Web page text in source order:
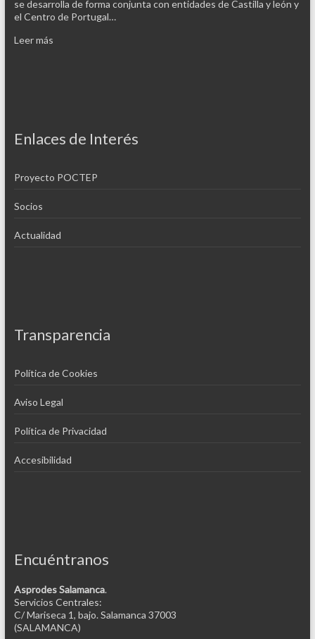
se desarrolla de forma conjunta con entidades de Castilla y león y
el Centro de Portugal…
Leer más
Enlaces de Interés
Proyecto POCTEP
Socios
Actualidad
Transparencia
Política de Cookies
Aviso Legal
Política de Privacidad
Accesibilidad
Encuéntranos
Asprodes Salamanca.
Servicios Centrales:
C/ Mariseca 1, bajo. Salamanca 37003
(SALAMANCA)